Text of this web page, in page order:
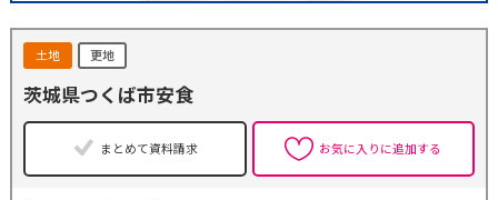
土地 更地
茨城県つくば市安食
まとめて資料請求 お気に入りに追加する